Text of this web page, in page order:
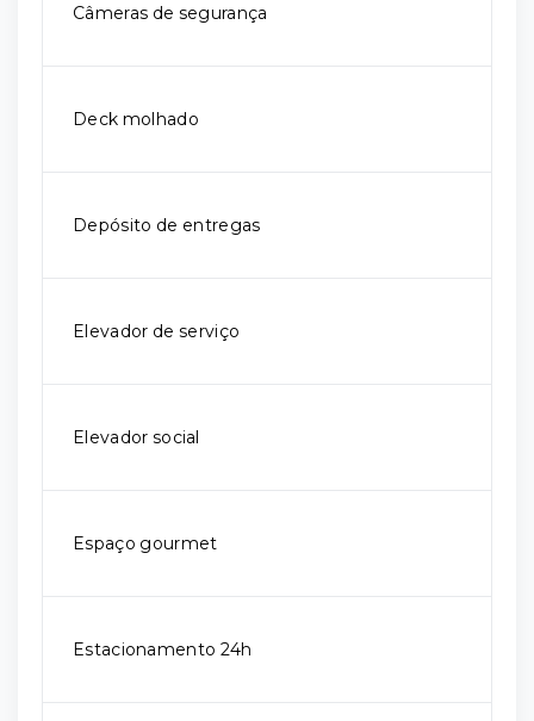
Câmeras de segurança
Deck molhado
Depósito de entregas
Elevador de serviço
Elevador social
Espaço gourmet
Estacionamento 24h